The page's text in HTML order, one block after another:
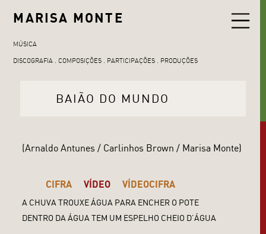
MARISA MONTE
MÚSICA
DISCOGRAFIA
COMPOSIÇÕES PARTICIPAÇÕES PRODUÇÕES
BAIÃO DO MUNDO
(Arnaldo Antunes / Carlinhos Brown / Marisa Monte)
CIFRA VÍDEO VÍDEOCIFRA
A CHUVA TROUXE ÁGUA PARA ENCHER O POTE
DENTRO DA ÁGUA TEM UM ESPELHO CHEIO D’ÁGUA